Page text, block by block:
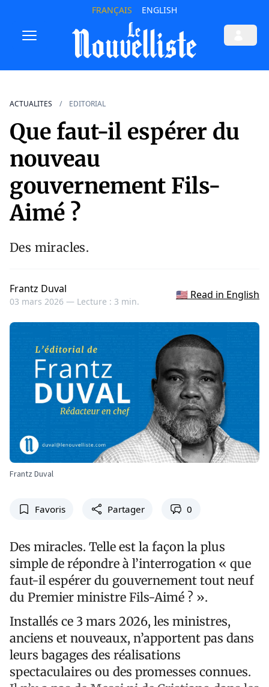
FRANÇAIS ENGLISH
ACTUALITES EDITORIAL
Que faut-il espérer du
nouveau
gouvernement Fils-
Aimé ?
Des miracles.
Frantz Duval
03 mars 2026 — Lecture : 3 min.
🇺🇸 Read in English
Frantz Duval
Favoris Partager 0
Des miracles. Telle est la façon la plus
simple de répondre à l’interrogation « que
faut-il espérer du gouvernement tout neuf
du Premier ministre Fils-Aimé ? ».
Installés ce 3 mars 2026, les ministres,
anciens et nouveaux, n’apportent pas dans
leurs bagages des réalisations
spectaculaires ou des promesses connues.